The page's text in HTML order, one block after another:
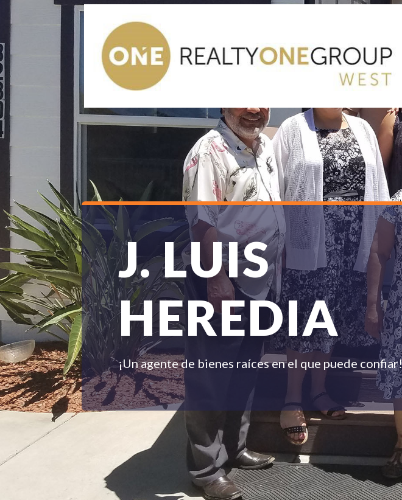
J. LUIS
HEREDIA
¡Un agente de bienes raíces en el que puede